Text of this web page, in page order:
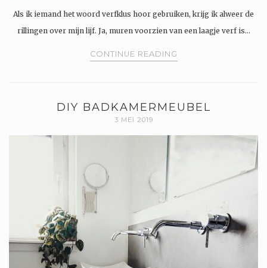
Als ik iemand het woord verfklus hoor gebruiken, krijg ik alweer de
rillingen over mijn lijf. Ja, muren voorzien van een laagje verf is…
CONTINUE READING
DIY BADKAMERMEUBEL
3 MEI 2019